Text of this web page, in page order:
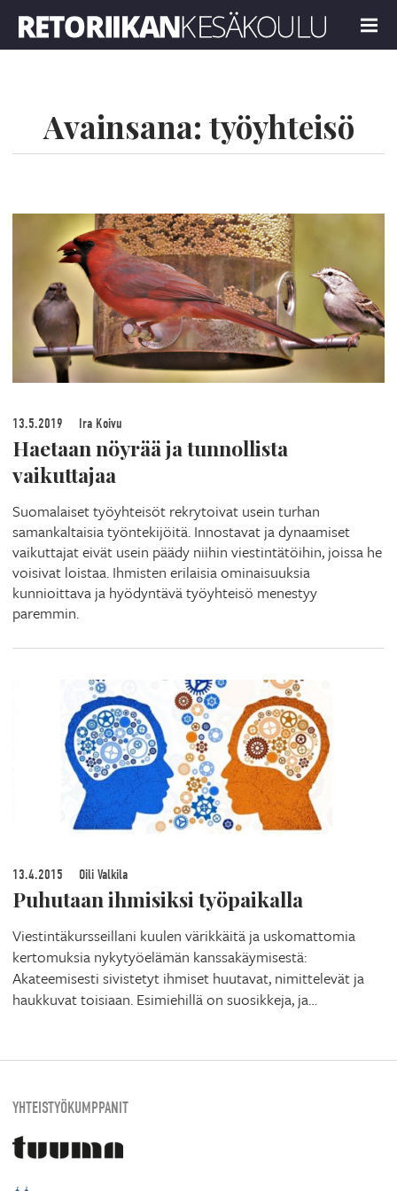
MENU
Avainsana: työyhteisö
13.5.2019 Ira Koivu
Haetaan nöyrää ja tunnollista
vaikuttajaa
Suomalaiset työyhteisöt rekrytoivat usein turhan
samankaltaisia työntekijöitä. Innostavat ja dynaamiset
vaikuttajat eivät usein päädy niihin viestintätöihin, joissa he
voisivat loistaa. Ihmisten erilaisia ominaisuuksia
kunnioittava ja hyödyntävä työyhteisö menestyy
paremmin.
13.4.2015 Oili Valkila
Puhutaan ihmisiksi työpaikalla
Viestintäkursseillani kuulen värikkäitä ja uskomattomia
kertomuksia nykytyöelämän kanssakäymisestä:
Akateemisesti sivistetyt ihmiset huutavat, nimittelevät ja
haukkuvat toisiaan. Esimiehillä on suosikkeja, ja…
YHTEISTYÖKUMPPANIT